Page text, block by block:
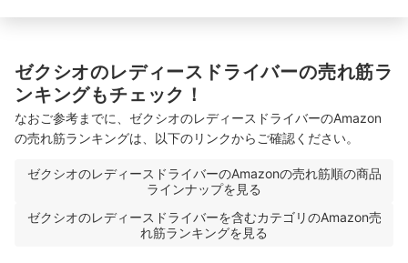
ゼクシオのレディースドライバーの売れ筋ラ
ンキングもチェック！
なおご参考までに、ゼクシオのレディースドライバーのAmazon
の売れ筋ランキングは、以下のリンクからご確認ください。
ゼクシオのレディースドライバーのAmazonの売れ筋順の商品
ラインナップを見る
ゼクシオのレディースドライバーを含むカテゴリのAmazon売
れ筋ランキングを見る